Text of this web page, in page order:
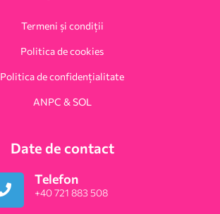
Termeni și condiții
Politica de cookies
Politica de confidențialitate
ANPC & SOL
Date de contact
Telefon
+40 721 883 508